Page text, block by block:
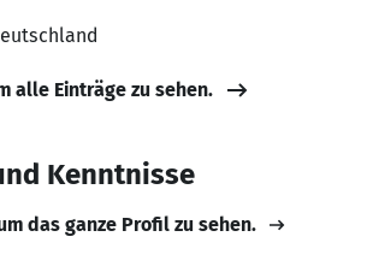
alle Einträge zu sehen.
Kenntnisse
das ganze Profil zu sehen.